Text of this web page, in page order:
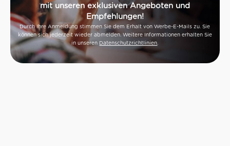
mit unseren exklusiven Angeboten und
Empfehlungen!
Durch Ihre Anmeldung stimmen Sie dem Erhalt von Werbe-E-Mails zu. Sie
können sich jederzeit wieder abmelden. Weitere Informationen erhalten Sie
in unseren Datenschutzrichtlinien